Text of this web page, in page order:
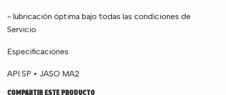
- lubricación óptima bajo todas las condiciones de
Servicio
Especificaciones
API SP • JASO MA2
COMPARTIR ESTE PRODUCTO